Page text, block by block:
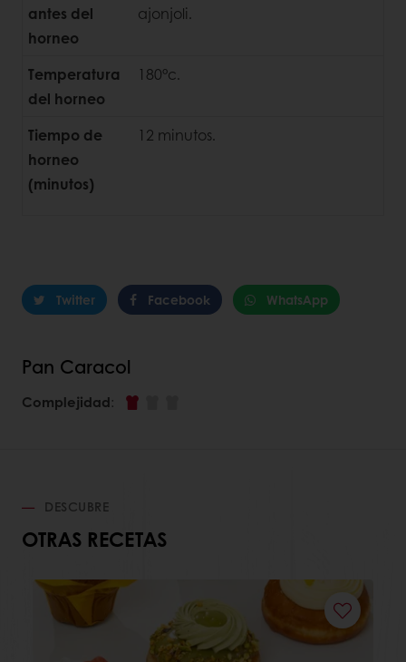
antes del
horneo
ajonjoli.
Temperatura
del horneo
180°c.
Tiempo de
horneo
(minutos)
12 minutos.
Twitter Facebook WhatsApp
Pan Caracol
Complejidad:
DESCUBRE
OTRAS RECETAS